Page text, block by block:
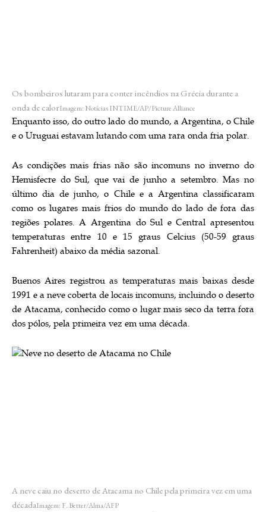
Os bombeiros lutaram para conter incêndios na Grécia durante a
onda de calorImagem: Notícias INTIME/AP/Picture Alliance
Enquanto isso, do outro lado do mundo, a Argentina, o Chile
e o Uruguai estavam lutando com uma rara onda fria polar.
As condições mais frias não são incomuns no inverno do
Hemisfecre do Sul, que vai de junho a setembro. Mas no
último dia de junho, o Chile e a Argentina classificaram
como os lugares mais frios do mundo do lado de fora das
regiões polares. A Argentina do Sul e Central apresentou
temperaturas entre 10 e 15 graus Celcius (50-59 graus
Fahrenheit) abaixo da média sazonal.
Buenos Aires registrou as temperaturas mais baixas desde
1991 e a neve coberta de locais incomuns, incluindo o deserto
de Atacama, conhecido como o lugar mais seco da terra fora
dos pólos, pela primeira vez em uma década.
A neve caiu no deserto de Atacama no Chile pela primeira vez em uma
décadaImagem: F. Better/Alma/AFP